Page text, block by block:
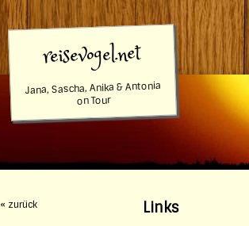
reisevogel.net
Jana, Sascha, Anika & Antonia
on Tour
« zurück Links